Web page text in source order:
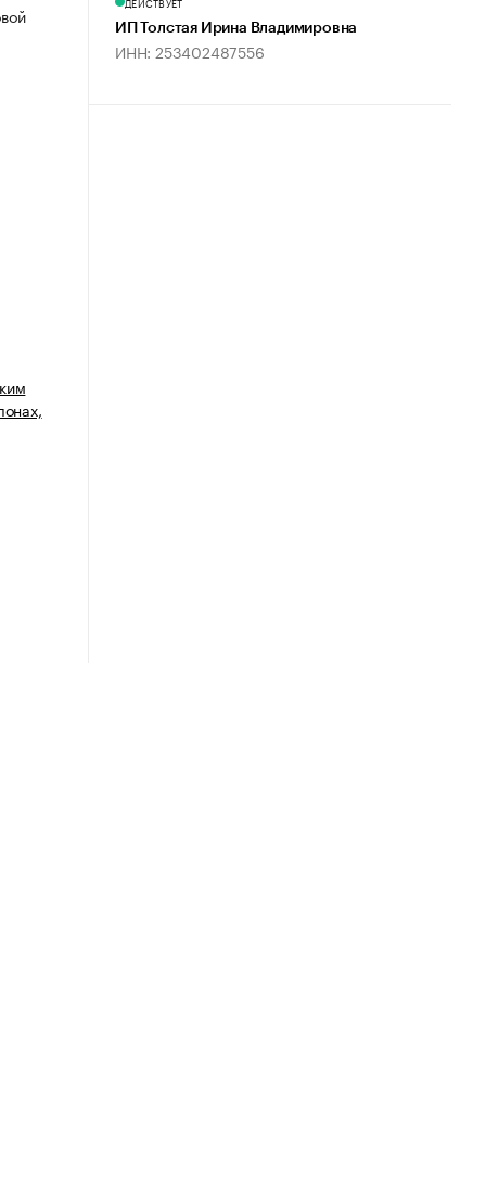
ИП Толстая Ирина Владимировна
ИНН: 253402487556